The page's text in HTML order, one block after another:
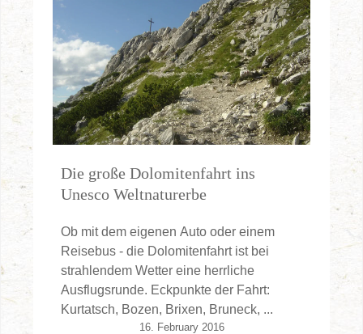
Die große Dolomitenfahrt ins
Unesco Weltnaturerbe
Ob mit dem eigenen Auto oder einem
Reisebus - die Dolomitenfahrt ist bei
strahlendem Wetter eine herrliche
Ausflugsrunde. Eckpunkte der Fahrt:
Kurtatsch, Bozen, Brixen, Bruneck, ...
16. February 2016